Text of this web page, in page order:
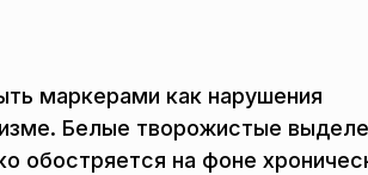
маркерами как нарушения
Белые творожистые
обостряется на фоне